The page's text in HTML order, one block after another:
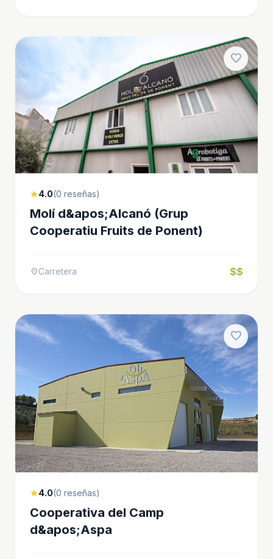
favorite
star4.0(0 reseñas)
Molí d&apos;Alcanó (Grup
Cooperatiu Fruits de Ponent)
location_onCarretera $$
favorite
star4.0(0 reseñas)
Cooperativa del Camp
d&apos;Aspa